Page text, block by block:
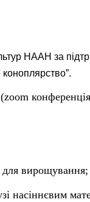
НААН за
для вирощування;
насіннєвим